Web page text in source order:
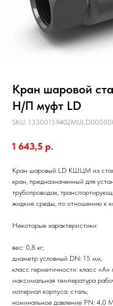
Кран шаровой
Н/П муфт LD
SKU:
1 643,5 р.
Кран шаровый LD КШЦМ из
кран, предназначенный для
трубопроводах,
жидкие среды, по отношению к
Некоторые характеристики:
вес: 0,8 кг;
диаметр условный DN: 15 мм;
класс герметичности: класс
максимальная температура
материал корпуса: сталь;
номинальное давление PN: 4,0